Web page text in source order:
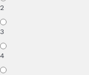
2
3
4